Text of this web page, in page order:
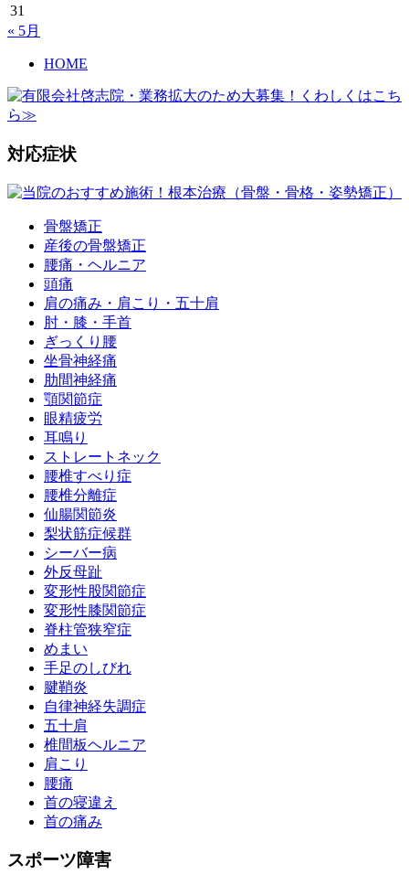
31
« 5月
HOME
対応症状
骨盤矯正
産後の骨盤矯正
腰痛・ヘルニア
頭痛
肩の痛み・肩こり・五十肩
肘・膝・手首
ぎっくり腰
坐骨神経痛
肋間神経痛
顎関節症
眼精疲労
耳鳴り
ストレートネック
腰椎すべり症
腰椎分離症
仙腸関節炎
梨状筋症候群
シーバー病
外反母趾
変形性股関節症
変形性膝関節症
脊柱管狭窄症
めまい
手足のしびれ
腱鞘炎
自律神経失調症
五十肩
椎間板ヘルニア
肩こり
腰痛
首の寝違え
首の痛み
スポーツ障害